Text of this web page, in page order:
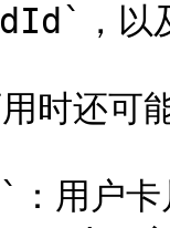
，
时还可
用户卡